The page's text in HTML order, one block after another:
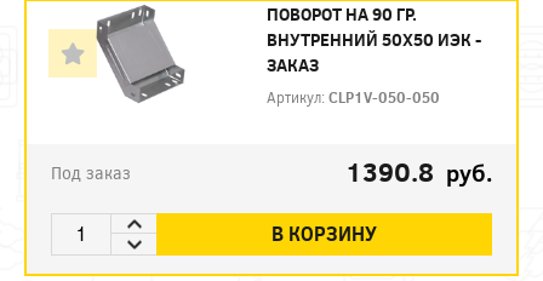
ПОВОРОТ НА 90 ГР.
ВНУТРЕННИЙ 50Х50 ИЭК -
ЗАКАЗ
Артикул:CLP1V-050-050
Под заказ 1390.8 руб.
В КОРЗИНУ